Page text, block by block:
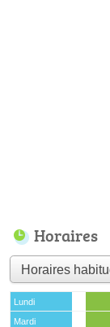
Horaires
Lundi
Mardi